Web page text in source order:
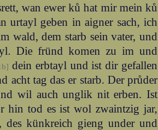
wan ewer ků hat mir mein ků
urtayl geben in aigner sach, ich
wald, dem starb sein vater, und
Die fründ komen zu im und
dein erbtayl und ist dir gefallen
acht tag das er starb. Der průder
wil auch unglik nit erben. Ist
hin tod es ist wol zwaintzig jar,
künkreich gieng under und